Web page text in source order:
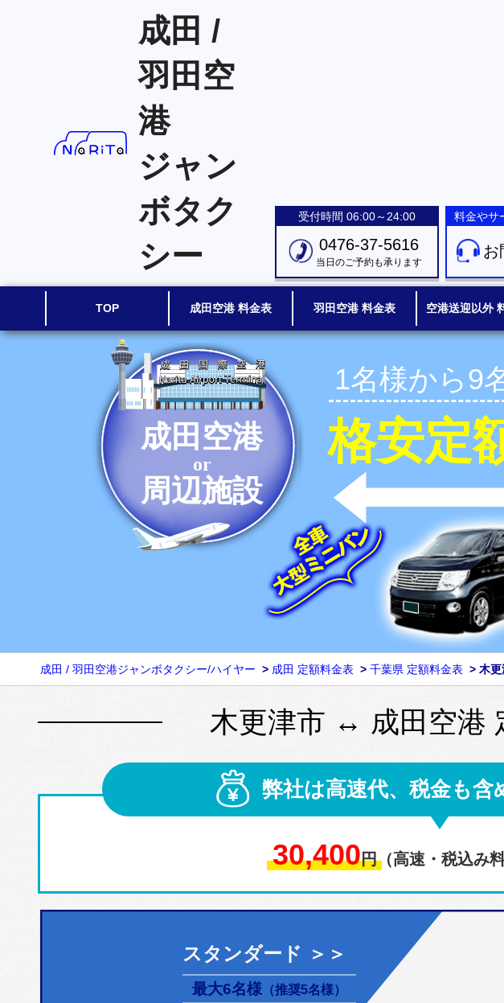
成田 /
羽田空
港
ジャン
ボタク
シー
受付時間 06:00～24:00
0476-37-5616
当日のご予約も承ります
料金やサ
お
TOP 成田空港 料金表 羽田空港 料金表 空港送迎以外
成田空港
or
周辺施設
1名様から9
格安定
成田 / 羽田空港ジャンボタクシー/ハイヤー > 成田 定額料金表 > 千葉県 定額料金表 > 木更
木更津市 ↔ 成田空港
弊社は高速代、税金も含
30,400円（高速・税込み
スタンダード ＞＞
最大6名様 （推奨5名様）